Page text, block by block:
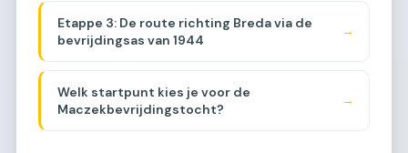
Etappe 3: De route richting Breda via de
bevrijdingsas van 1944
→
Welk startpunt kies je voor de
Maczekbevrijdingstocht?
→